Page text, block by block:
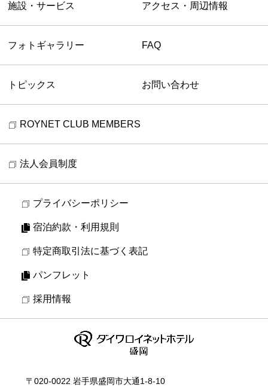
施設・サービス アクセス・周辺情報
フォトギャラリー FAQ
トピックス お問い合わせ
ROYNET CLUB MEMBERS
法人会員制度
プライバシーポリシー
宿泊約款・利用規則
特定商取引法に基づく表記
パンフレット
採用情報
〒020-0022 岩手県盛岡市大通1-8-10